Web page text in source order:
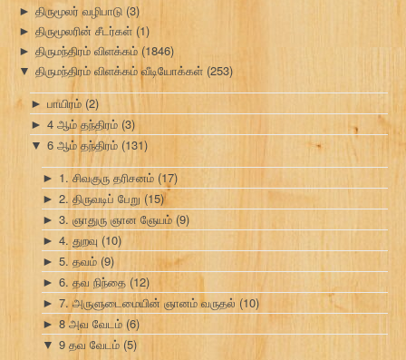
► திருமூலர் வழிபாடு (3)
► திருமூலரின் சீடர்கள் (1)
► திருமந்திரம் விளக்கம் (1846)
▼ திருமந்திரம் விளக்கம் வீடியோக்கள் (253)
► பாயிரம் (2)
► 4 ஆம் தந்திரம் (3)
▼ 6 ஆம் தந்திரம் (131)
► 1. சிவகுரு தரிசனம் (17)
► 2. திருவடிப் பேறு (15)
► 3. ஞாதுரு ஞான ஞேயம் (9)
► 4. துறவு (10)
► 5. தவம் (9)
► 6. தவ நிந்தை (12)
► 7. அருளுடைமையின் ஞானம் வருதல் (10)
► 8 அவ வேடம் (6)
▼ 9 தவ வேடம் (5)